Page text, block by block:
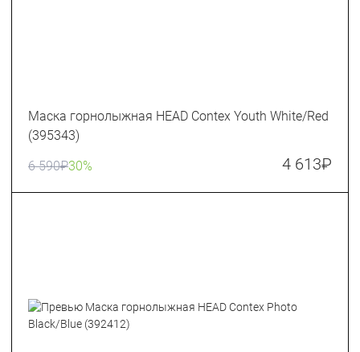
Маска горнолыжная HEAD Contex Youth White/Red
(395343)
6 590₽30% 4 613₽